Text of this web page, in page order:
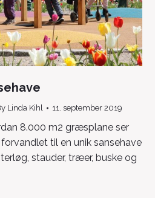
Linda Kihl 11. september 2019
8.000 m2 græsplane ser
til en unik sansehave
stauder, træer, buske og